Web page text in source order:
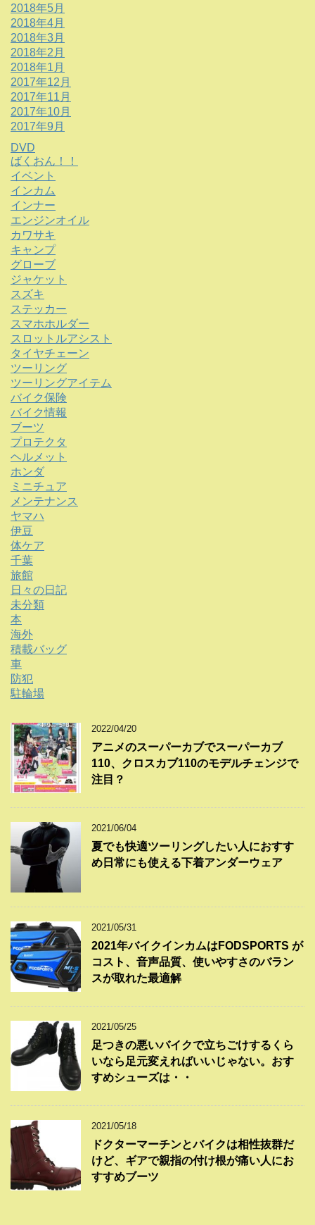
2018年5月
2018年4月
2018年3月
2018年2月
2018年1月
2017年12月
2017年11月
2017年10月
2017年9月
DVD
ばくおん！！
イベント
インカム
インナー
エンジンオイル
カワサキ
キャンプ
グローブ
ジャケット
スズキ
ステッカー
スマホホルダー
スロットルアシスト
タイヤチェーン
ツーリング
ツーリングアイテム
バイク保険
バイク情報
ブーツ
プロテクタ
ヘルメット
ホンダ
ミニチュア
メンテナンス
ヤマハ
伊豆
体ケア
千葉
旅館
日々の日記
未分類
本
海外
積載バッグ
車
防犯
駐輪場
2022/04/20
アニメのスーパーカブでスーパーカブ
110、クロスカブ110のモデルチェンジで
注目？
2021/06/04
夏でも快適ツーリングしたい人におすす
め日常にも使える下着アンダーウェア
2021/05/31
2021年バイクインカムはFODSPORTS が
コスト、音声品質、使いやすさのバラン
スが取れた最適解
2021/05/25
足つきの悪いバイクで立ちごけするくら
いなら足元変えればいいじゃない。おす
すめシューズは・・
2021/05/18
ドクターマーチンとバイクは相性抜群だ
けど、ギアで親指の付け根が痛い人にお
すすめブーツ